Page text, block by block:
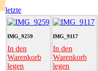
letzte
IMG_9259
In den
Warenkorb
legen
IMG_9117
In den
Warenkorb
legen